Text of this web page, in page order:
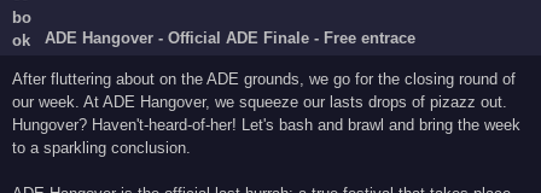
ADE Hangover - Official ADE Finale - Free entrace
After fluttering about on the ADE grounds, we go for the closing round of
our week. At ADE Hangover, we squeeze our lasts drops of pizazz out.
Hungover? Haven't-heard-of-her! Let's bash and brawl and bring the week
to a sparkling conclusion.